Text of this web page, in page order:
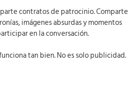
contratos de patrocinio. Comparte
imágenes absurdas y momentos
en la conversación.
tan bien. No es solo publicidad.